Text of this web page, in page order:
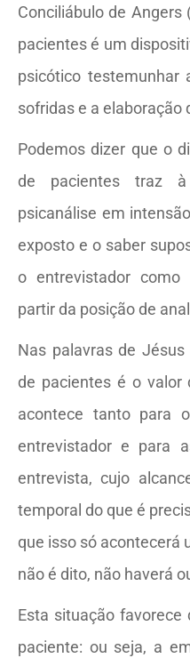
Conciliábulo de Angers
pacientes é um
psicótico testemunhar
sofridas e a elaboração
Podemos dizer que o
de pacientes traz
psicanálise em
exposto e o saber
o entrevistador
partir da posição de
Nas palavras de Jésus
de pacientes é o valor
acontece tanto para
entrevistador e para
entrevista, cujo
temporal do que é
que isso só acontecerá
não é dito, não haverá
Esta situação
paciente: ou seja, a